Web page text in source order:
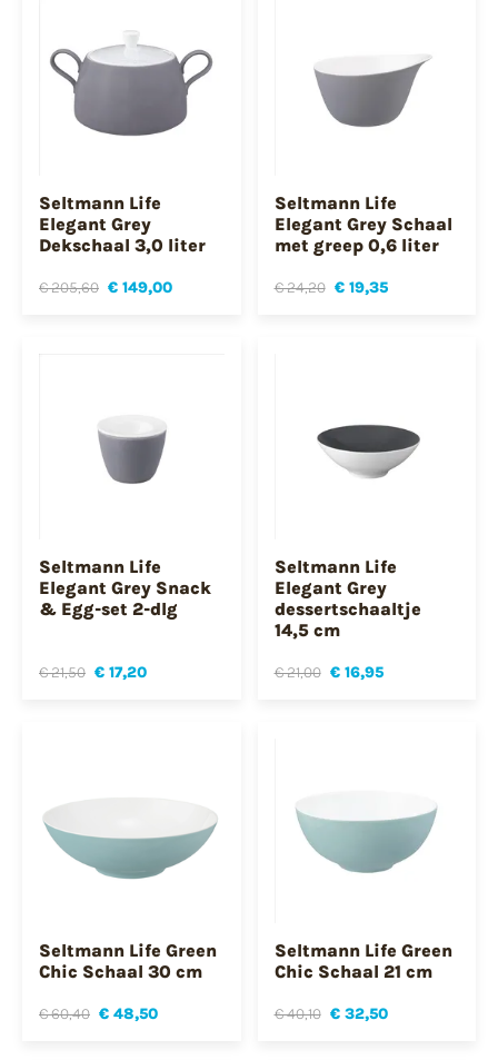
Seltmann Life
Elegant Grey
Dekschaal 3,0 liter
€ 205,60 € 149,00
Seltmann Life
Elegant Grey Schaal
met greep 0,6 liter
€ 24,20 € 19,35
Seltmann Life
Elegant Grey Snack
& Egg-set 2-dlg
€ 21,50 € 17,20
Seltmann Life
Elegant Grey
dessertschaaltje
14,5 cm
€ 21,00 € 16,95
Seltmann Life Green
Chic Schaal 30 cm
€ 60,40 € 48,50
Seltmann Life Green
Chic Schaal 21 cm
€ 40,10 € 32,50